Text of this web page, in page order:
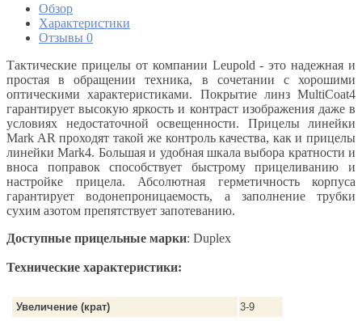
Обзор
Характеристики
Отзывы 0
Тактические прицелы от компании Leupold - это надежная и
простая в обращении техника, в сочетании с хорошими
оптическими характеристиками. Покрытие линз MultiCoat4
гарантирует высокую яркость и контраст изображения даже в
условиях недостаточной освещенности. Прицелы линейки
Mark AR проходят такой же контроль качества, как и прицелы
линейки Mark4. Большая и удобная шкала выбора кратности и
вноса поправок способствует быстрому прицеливанию и
настройке прицела. Абсолютная герметичность корпуса
гарантирует водонепроницаемость, а заполнение трубки
сухим азотом препятствует запотеванию.
Доступные прицельные марки: Duplex
Технические характеристики:
Увеличение (крат)
3-9